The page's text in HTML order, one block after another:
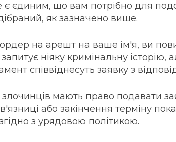
є єдиним, що вам потрібно для
як зазначено вище.
на арешт на ваше ім'я, ви
ніяку кримінальну історію,
співвіднесуть заявку з
злочинців мають право подавати
або закінчення терміну
з урядовою політикою.